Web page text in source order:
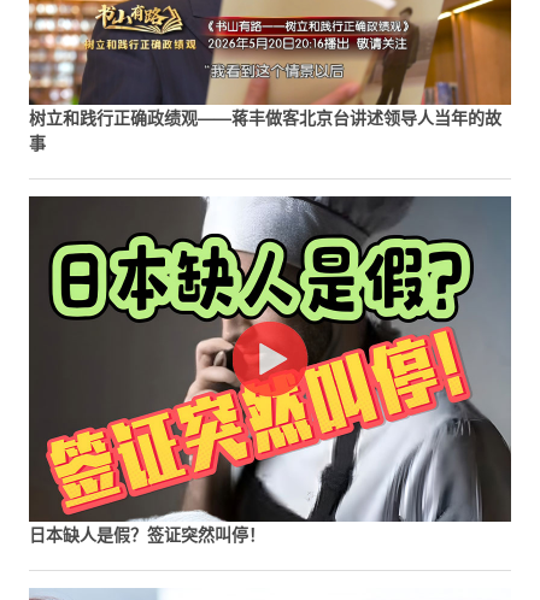
树立和践行正确政绩观——蒋丰做客北京台讲述领导人当年的故
事
日本缺人是假？签证突然叫停！